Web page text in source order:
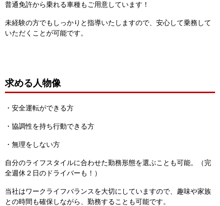
普通免許から乗れる車種もご用意しています！
未経験の方でもしっかりと指導いたしますので、安心して乗務して
いただくことが可能です。
求める人物像
・安全運転ができる方
・協調性を持ち行動できる方
・無理をしない方
自分のライフスタイルに合わせた勤務形態を選ぶことも可能。（完
全週休２日のドライバーも！）
当社はワークライフバランスを大切にしていますので、趣味や家族
との時間も確保しながら、勤務することも可能です。